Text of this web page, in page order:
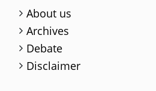
About us
Archives
Debate
Disclaimer